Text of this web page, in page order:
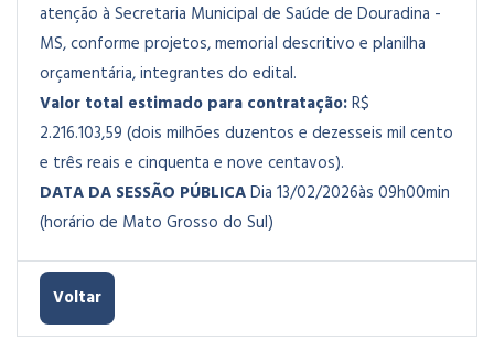
atenção à Secretaria Municipal de Saúde de Douradina -
MS, conforme projetos, memorial descritivo e planilha
orçamentária, integrantes do edital.
Valor total estimado para contratação:R$
2.216.103,59 (dois milhões duzentos e dezesseis mil cento
e três reais e cinquenta e nove centavos).
DATA DA SESSÃO PÚBLICADia 13/02/2026às 09h00min
(horário de Mato Grosso do Sul)
Voltar